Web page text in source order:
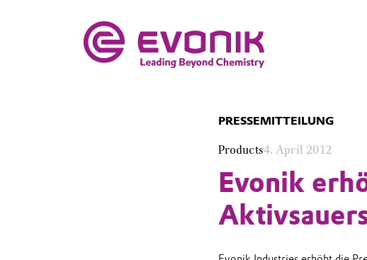
PRESSEMITTEILUNG
Products4. April 2012
Evonik